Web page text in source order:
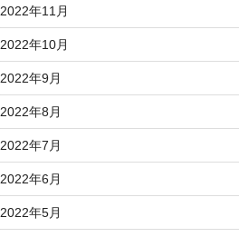
2022年11月
2022年10月
2022年9月
2022年8月
2022年7月
2022年6月
2022年5月